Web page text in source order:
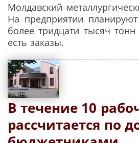
Молдавский
На предприятии
более тридцати тысяч
есть заказы.
В течение 10
рассчитается по